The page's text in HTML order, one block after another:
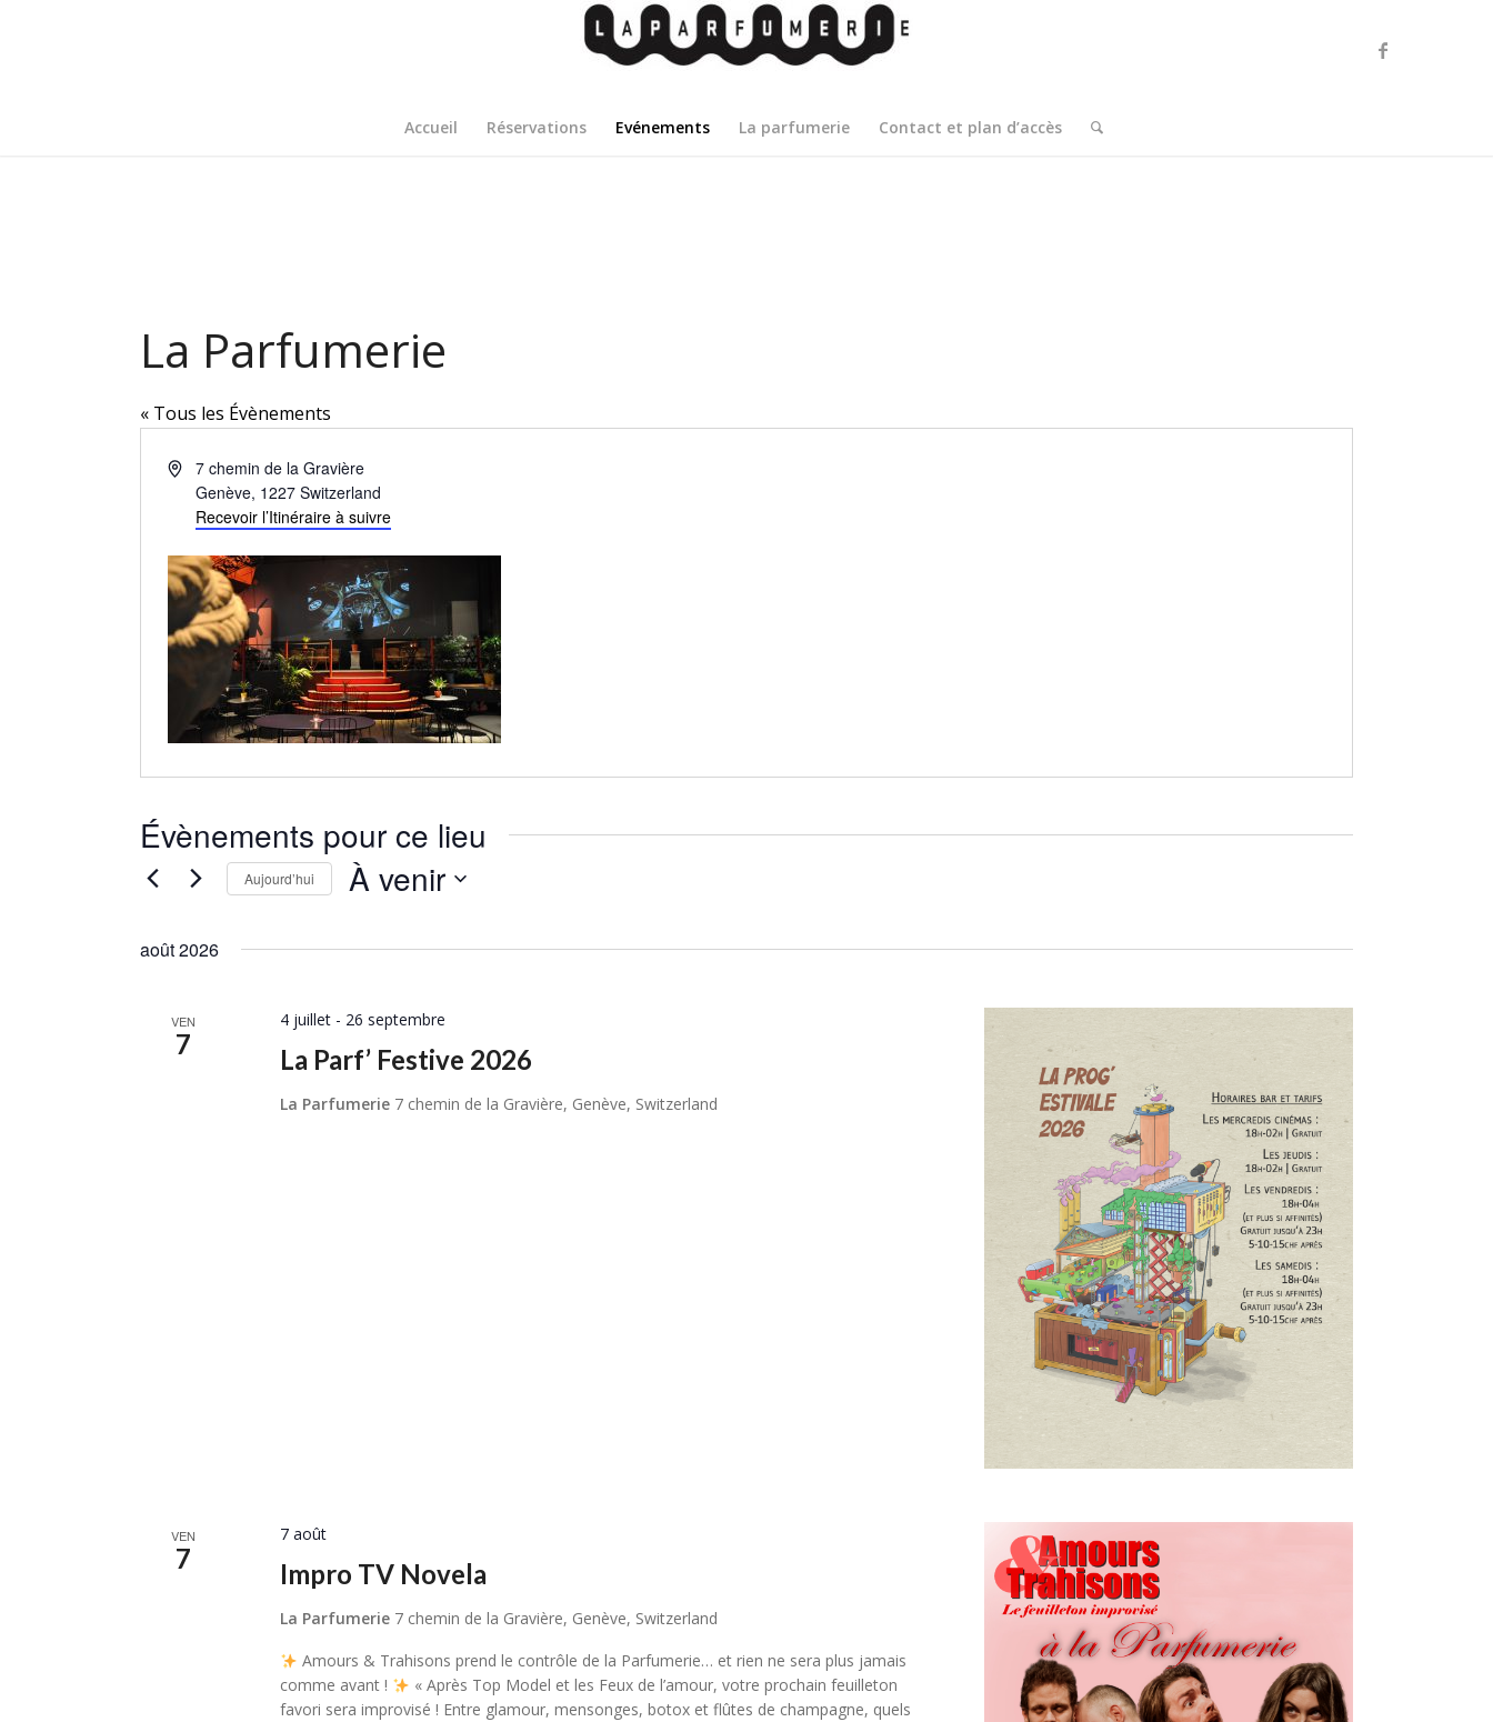
Accueil Réservations Evénements La parfumerie Contact et plan d’accès
La Parfumerie
« Tous les Évènements
Adresse7 chemin de la Gravière
Genève, 1227 Switzerland
Recevoir l’Itinéraire à suivre
Évènements pour ce lieu
Aujourd’hui À venir
août 2026
VEN
7 La Parf’ Festive 2026
4 juillet - 26 septembre
La Parfumerie 7 chemin de la Gravière, Genève, Switzerland
VEN
7 Impro TV Novela
7 août
La Parfumerie 7 chemin de la Gravière, Genève, Switzerland
Amours & Trahisons prend le contrôle de la Parfumerie… et rien ne sera plus jamais
comme avant !
« Après Top Model et les Feux de l’amour, votre prochain feuilleton
favori sera improvisé ! Entre glamour, mensonges, botox et flûtes de champagne, quels